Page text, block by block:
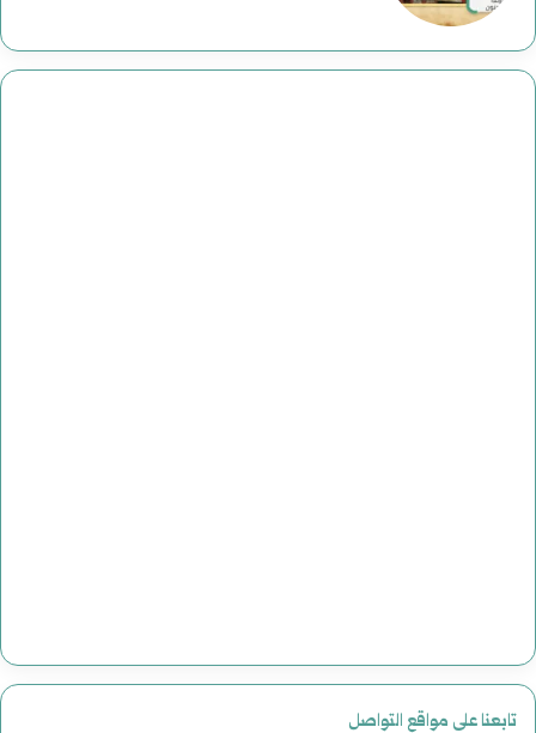
تابعنا على مواقع التواصل